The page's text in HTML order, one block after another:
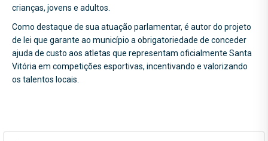
crianças, jovens e adultos.
Como destaque de sua atuação parlamentar, é autor do projeto
de lei que garante ao município a obrigatoriedade de conceder
ajuda de custo aos atletas que representam oficialmente Santa
Vitória em competições esportivas, incentivando e valorizando
os talentos locais.